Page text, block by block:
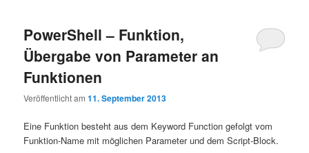
PowerShell – Funktion,
Übergabe von Parameter an
Funktionen
Veröffentlicht am11. September 2013
Eine Funktion besteht aus dem Keyword Function gefolgt vom
Funktion-Name mit möglichen Parameter und dem Script-Block.